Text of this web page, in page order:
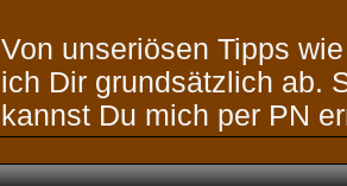
Von unseriösen Tipps
ich Dir grundsätzlich ab.
kannst Du mich per PN